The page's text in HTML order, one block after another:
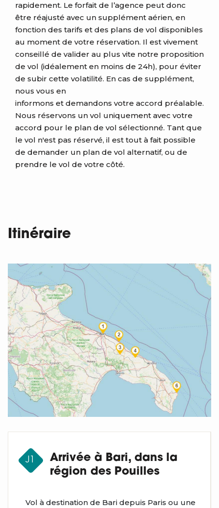
rapidement. Le forfait de l’agence peut donc
être réajusté avec un supplément aérien, en
fonction des tarifs et des plans de vol disponibles
au moment de votre réservation. Il est vivement
conseillé de valider au plus vite notre proposition
de vol (idéalement en moins de 24h), pour éviter
de subir cette volatilité. En cas de supplément,
nous vous en
informons et demandons votre accord préalable.
Nous réservons un vol uniquement avec votre
accord pour le plan de vol sélectionné. Tant que
le vol n'est pas réservé, il est tout à fait possible
de demander un plan de vol alternatif, ou de
prendre le vol de votre côté.
Itinéraire
J1
Arrivée à Bari, dans la
région des Pouilles
Vol à destination de Bari depuis Paris ou une